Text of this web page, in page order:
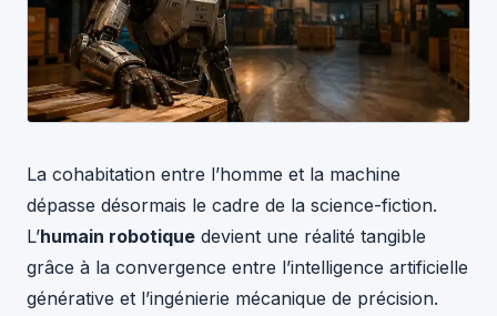
La cohabitation entre l’homme et la machine
dépasse désormais le cadre de la science-fiction.
L’humain robotique devient une réalité tangible
grâce à la convergence entre l’intelligence artificielle
générative et l’ingénierie mécanique de précision.